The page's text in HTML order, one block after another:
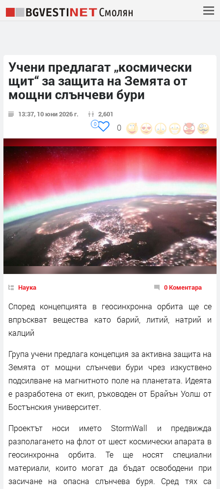
Учени предлагат „космически
щит“ за защита на Земята от
мощни слънчеви бури
13:37, 10 юни 2026 г. 2,601
0
0
Наука 0 Коментара
Според концепцията в геосинхронна орбита ще се
впръскват вещества като барий, литий, натрий и
калций
Група учени предлага концепция за активна защита на
Земята от мощни слънчеви бури чрез изкуствено
подсилване на магнитното поле на планетата. Идеята
е разработена от екип, ръководен от Брайън Уолш от
Бостънския университет.
Проектът носи името StormWall и предвижда
разполагането на флот от шест космически апарата в
геосинхронна орбита. Те ще носят специални
материали, които могат да бъдат освободени при
засичане на опасна слънчева буря. Сред тях са